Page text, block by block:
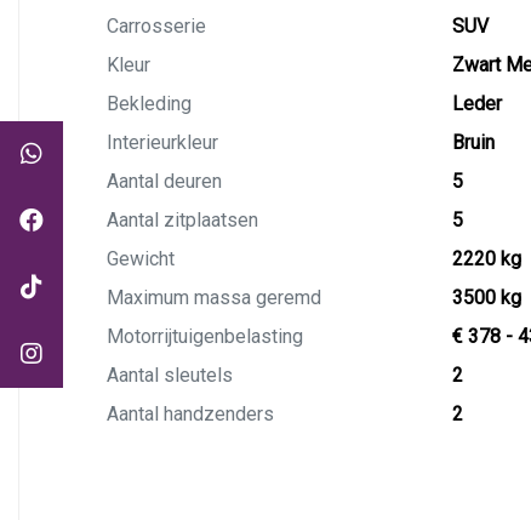
Carrosserie
SUV
Kleur
Zwart
Bekleding
Leder
Interieurkleur
Bruin
Aantal deuren
5
Aantal zitplaatsen
5
Gewicht
2220 kg
Maximum massa geremd
3500 kg
Motorrijtuigenbelasting
€ 378 -
Aantal sleutels
2
Aantal handzenders
2